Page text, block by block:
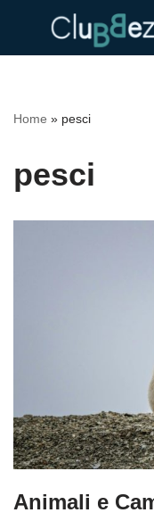
Home » pesci
pesci
Animali e